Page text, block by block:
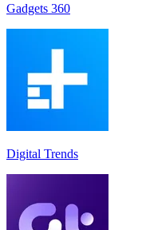
Gadgets 360
Digital Trends